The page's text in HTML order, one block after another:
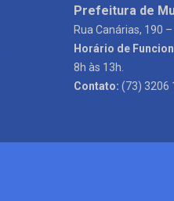
Prefeitura de
Rua Canárias, 190
Horário de
8h às 13h.
Contato: (73) 3206